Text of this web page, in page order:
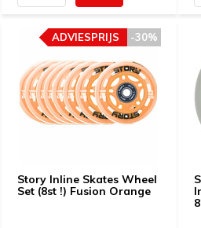
Story Inline Skates Wheel
Set (8st !) Fusion Orange
-30%
ADVIESPRIJS